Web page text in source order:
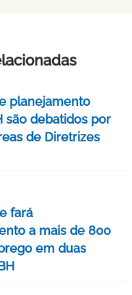
planejamento
são debatidos por
de Diretrizes
fará
a mais de 800
em duas